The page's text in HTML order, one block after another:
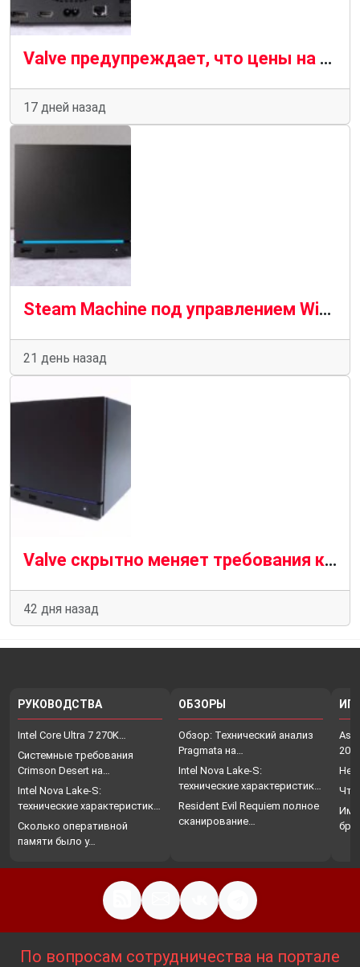
Valve предупреждает, что цены на оперативную память растут, а значит, Steam Machine станет дороже
17 дней назад
Steam Machine под управлением Windows 11 работает примерно с той же скоростью, что и SteamOS, за некоторыми исключениями
21 день назад
Valve скрытно меняет требования к производительности Steam Machine 4K
42 дня назад
РУКОВОДСТВА
Intel Core Ultra 7 270K…
Системные требования
Crimson Desert на…
Intel Nova Lake-S:
технические характеристики,
…
Сколько оперативной
памяти было у…
ОБЗОРЫ
Обзор: Технический анализ
Pragmata на…
Intel Nova Lake-S:
технические характеристики,
…
Resident Evil Requiem полное
сканирование…
Что
По вопросам сотрудничества на портале